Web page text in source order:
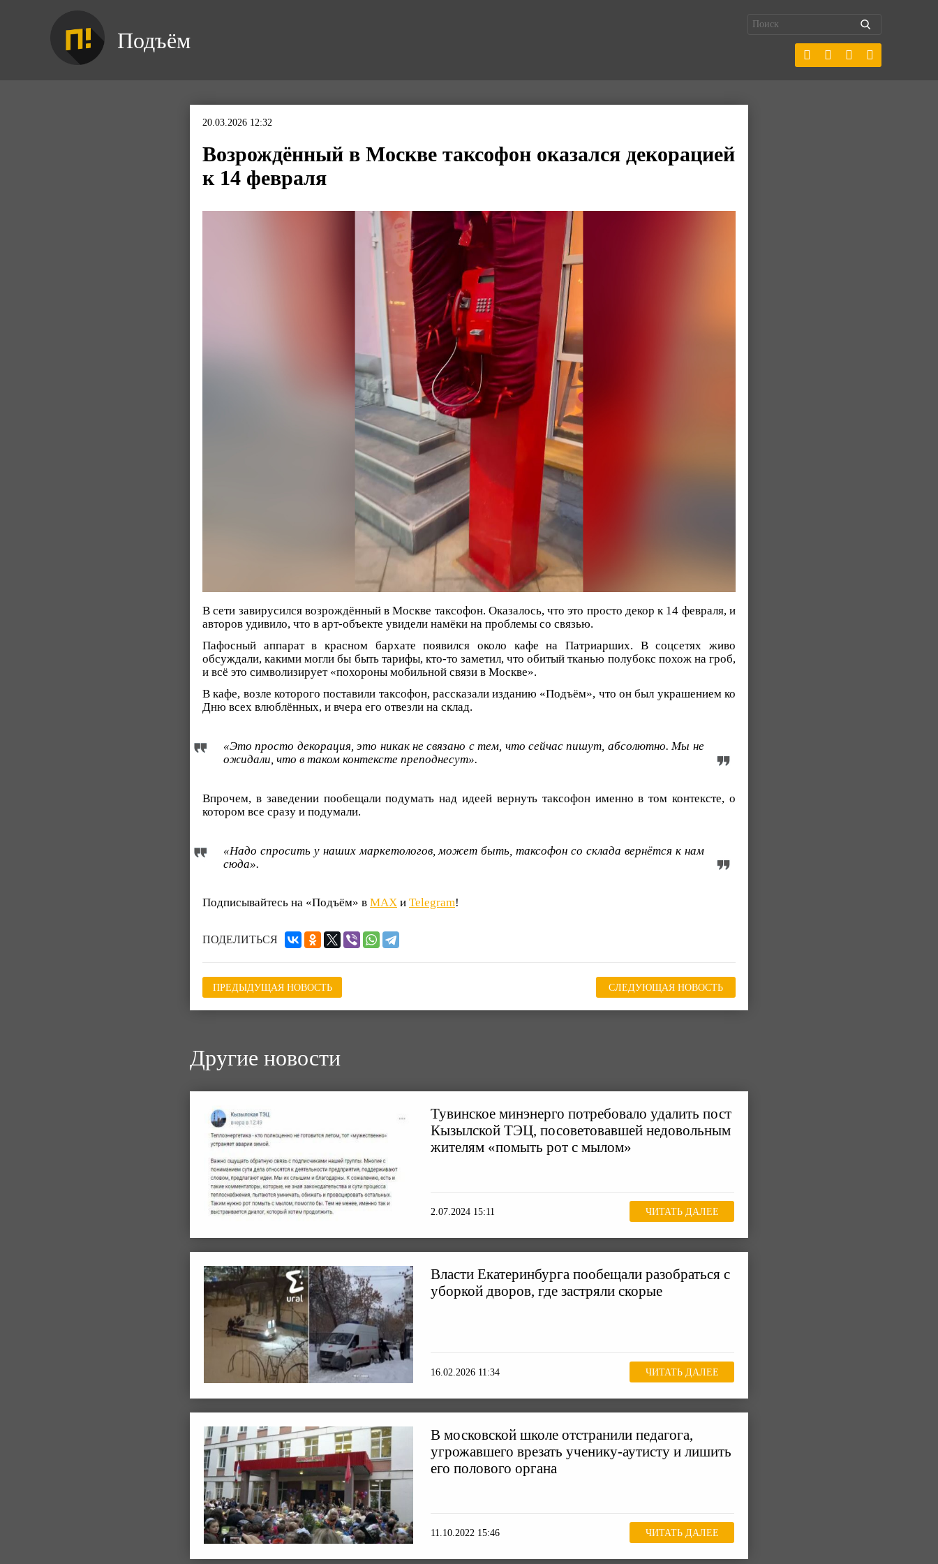
Подъём
20.03.2026 12:32
Возрождённый в Москве таксофон оказался декорацией
к 14 февраля
В сети завирусился возрождённый в Москве таксофон. Оказалось, что это просто декор к 14 февраля, и
авторов удивило, что в арт-объекте увидели намёки на проблемы со связью.
Пафосный аппарат в красном бархате появился около кафе на Патриарших. В соцсетях живо
обсуждали, какими могли бы быть тарифы, кто-то заметил, что обитый тканью полубокс похож на гроб,
и всё это символизирует «похороны мобильной связи в Москве».
В кафе, возле которого поставили таксофон, рассказали изданию «Подъём», что он был украшением ко
Дню всех влюблённых, и вчера его отвезли на склад.
«Это просто декорация, это никак не связано с тем, что сейчас пишут, абсолютно. Мы не
ожидали, что в таком контексте преподнесут».
Впрочем, в заведении пообещали подумать над идеей вернуть таксофон именно в том контексте, о
котором все сразу и подумали.
«Надо спросить у наших маркетологов, может быть, таксофон со склада вернётся к нам
сюда».
Подписывайтесь на «Подъём» в MAX и Telegram!
ПОДЕЛИТЬСЯ
ПРЕДЫДУЩАЯ НОВОСТЬ СЛЕДУЮЩАЯ НОВОСТЬ
Другие новости
Тувинское минэнерго потребовало удалить пост
Кызылской ТЭЦ, посоветовавшей недовольным
жителям «помыть рот с мылом»
2.07.2024 15:11 ЧИТАТЬ ДАЛЕЕ
Власти Екатеринбурга пообещали разобраться с
уборкой дворов, где застряли скорые
16.02.2026 11:34 ЧИТАТЬ ДАЛЕЕ
В московской школе отстранили педагога,
угрожавшего врезать ученику-аутисту и лишить
его полового органа
11.10.2022 15:46 ЧИТАТЬ ДАЛЕЕ